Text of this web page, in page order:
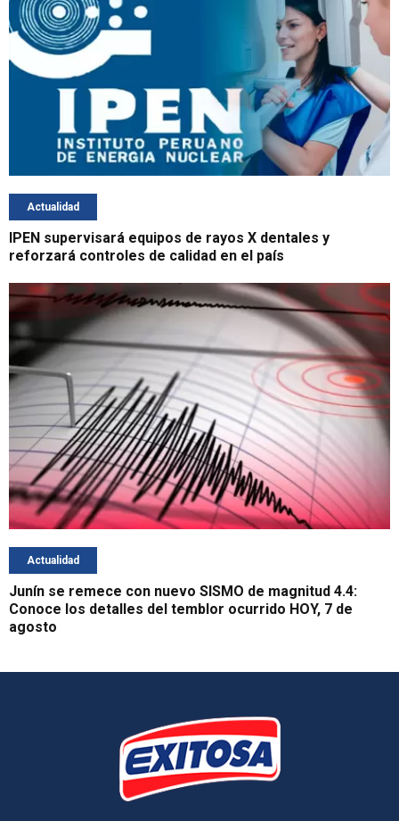
Actualidad
IPEN supervisará equipos de rayos X dentales y
reforzará controles de calidad en el país
Actualidad
Junín se remece con nuevo SISMO de magnitud 4.4:
Conoce los detalles del temblor ocurrido HOY, 7 de
agosto